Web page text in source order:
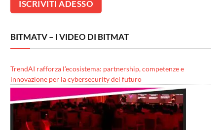
BITMATV – I VIDEO DI BITMAT
TrendAI rafforza l’ecosistema: partnership, competenze e
innovazione per la cybersecurity del futuro